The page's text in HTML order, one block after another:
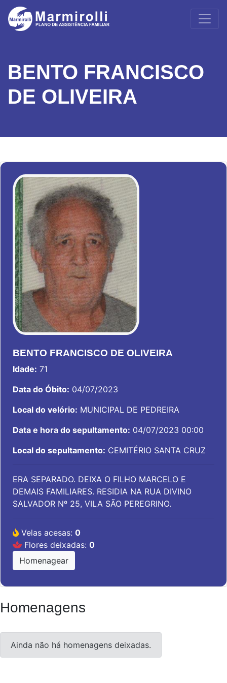
BENTO FRANCISCO
DE OLIVEIRA
BENTO FRANCISCO DE OLIVEIRA
Idade: 71
Data do Óbito: 04/07/2023
Local do velório: MUNICIPAL DE PEDREIRA
Data e hora do sepultamento: 04/07/2023 00:00
Local do sepultamento: CEMITÉRIO SANTA CRUZ
ERA SEPARADO. DEIXA O FILHO MARCELO E
DEMAIS FAMILIARES. RESIDIA NA RUA DIVINO
SALVADOR Nº 25, VILA SÃO PEREGRINO.
Velas acesas: 0
Flores deixadas: 0
Homenagear
Homenagens
Ainda não há homenagens deixadas.